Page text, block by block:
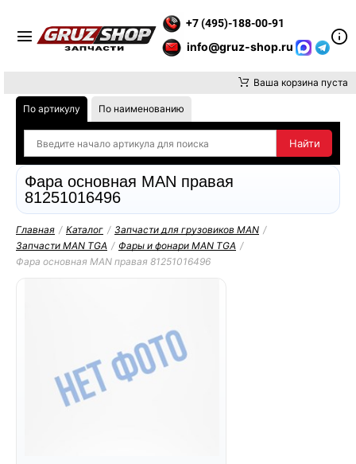
+7 (495)-188-00-91
info@gruz-shop.ru
Ваша корзина пуста
По артикулу По наименованию
Фара основная MAN правая
81251016496
Главная / Каталог / Запчасти для грузовиков MAN /
Запчасти MAN TGA / Фары и фонари MAN TGA /
Фара основная MAN правая 81251016496